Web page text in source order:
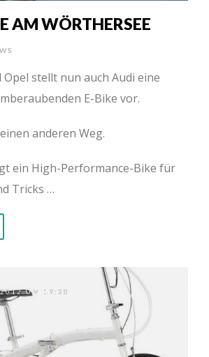
AM WÖRTHERSEE
Opel stellt nun auch Audi eine
E-Bike vor.
anderen Weg.
ein High-Performance-Bike für
Tricks …
UM 19:28